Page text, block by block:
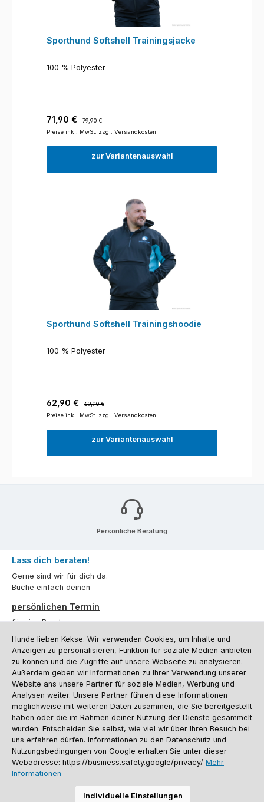
Sporthund Softshell Trainingsjacke
100 % Polyester
Verkaufspreis:
71,90 €
79,90 €
Preise inkl. MwSt. zzgl. Versandkosten
zur Variantenauswahl
Sporthund Softshell Trainingshoodie
100 % Polyester
Verkaufspreis:
62,90 € Regulärer Preis:
69,90 €
Preise inkl. MwSt. zzgl. Versandkosten
zur Variantenauswahl
Persönliche Beratung
Lass dich beraten!
Gerne sind wir für dich da.
Buche einfach deinen
persönlichen Termin
für eine Beratung.
Oder über unserKontaktformular.
Vertrag widerrufen
Kundenservice
Informationen
Social Media und Kontakt
Versandinformationen
Batterieentsorgung
Warenrücksendung Sporthund Katalog
Hunde lieben Kekse. Wir verwenden Cookies, um Inhalte und
Anzeigen zu personalisieren, Funktion für soziale Medien anbieten
zu können und die Zugriffe auf unsere Webseite zu analysieren.
Außerdem geben wir Informationen zu Ihrer Verwendung unserer
Website ans unsere Partner für soziale Medien, Werbung und
Analysen weiter. Unsere Partner führen diese Informationen
möglichweise mit weiteren Daten zusammen, die Sie bereitgestellt
haben oder die im Rahmen deiner Nutzung der Dienste gesammelt
wurden. Entscheiden Sie selbst, wie viel wir über Ihren Besuch bei
uns erfahren dürfen. Informationen zu den Datenschutz und
Nutzungsbedingungen von Google erhalten Sie unter dieser
Webadresse: https://business.safety.google/privacy/ Mehr
Informationen
Individuelle Einstellungen